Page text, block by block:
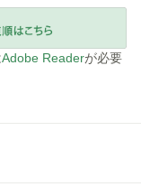
Adobe Readerが必要